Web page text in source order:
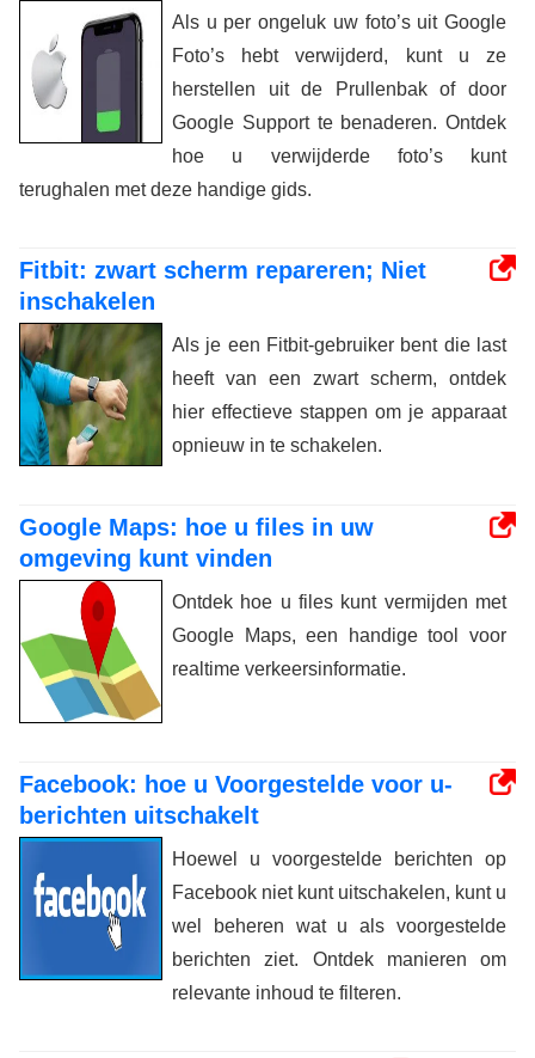
Als u per ongeluk uw foto’s uit Google
Foto’s hebt verwijderd, kunt u ze
herstellen uit de Prullenbak of door
Google Support te benaderen. Ontdek
hoe u verwijderde foto’s kunt
terughalen met deze handige gids.
Fitbit: zwart scherm repareren; Niet
inschakelen
Als je een Fitbit-gebruiker bent die last
heeft van een zwart scherm, ontdek
hier effectieve stappen om je apparaat
opnieuw in te schakelen.
Google Maps: hoe u files in uw
omgeving kunt vinden
Ontdek hoe u files kunt vermijden met
Google Maps, een handige tool voor
realtime verkeersinformatie.
Facebook: hoe u Voorgestelde voor u-
berichten uitschakelt
Hoewel u voorgestelde berichten op
Facebook niet kunt uitschakelen, kunt u
wel beheren wat u als voorgestelde
berichten ziet. Ontdek manieren om
relevante inhoud te filteren.